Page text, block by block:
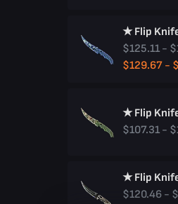
★ Flip
$125.11 -
$129.67 -
★ Flip
$107.31 -
★ Flip
$120.46 -